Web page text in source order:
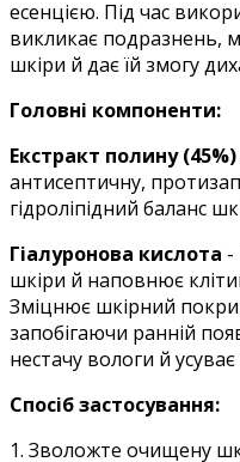
есенцією. Під час
викликає подразнень,
шкіри й дає їй змогу
Головні компоненти:
Екстракт полину (45%)
антисептичну,
гідроліпідний баланс
Гіалуронова кислота -
шкіри й наповнює
Зміцнює шкірний
запобігаючи ранній
нестачу вологи й
Спосіб застосування:
1. Зволожте очищену